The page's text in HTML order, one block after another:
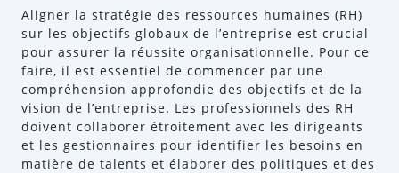
Aligner la stratégie des ressources humaines (RH)
sur les objectifs globaux de l’entreprise est crucial
pour assurer la réussite organisationnelle. Pour ce
faire, il est essentiel de commencer par une
compréhension approfondie des objectifs et de la
vision de l’entreprise. Les professionnels des RH
doivent collaborer étroitement avec les dirigeants
et les gestionnaires pour identifier les besoins en
matière de talents et élaborer des politiques et des